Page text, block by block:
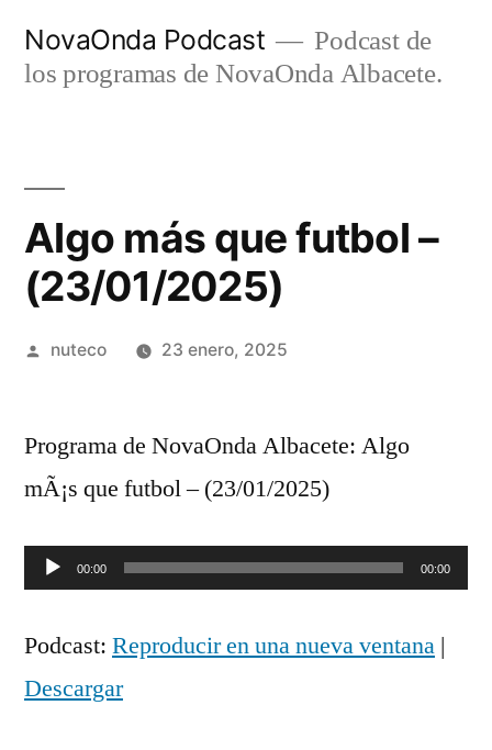
NovaOnda Podcast
Podcast de
los programas de NovaOnda Albacete.
Algo más que futbol –
(23/01/2025)
Publicada
nuteco 23 enero, 2025
Programa de NovaOnda Albacete: Algo
mÃ¡s que futbol – (23/01/2025)
Reproductor
audio
00:00 00:00
Podcast: Reproducir en una nueva ventana |
Descargar